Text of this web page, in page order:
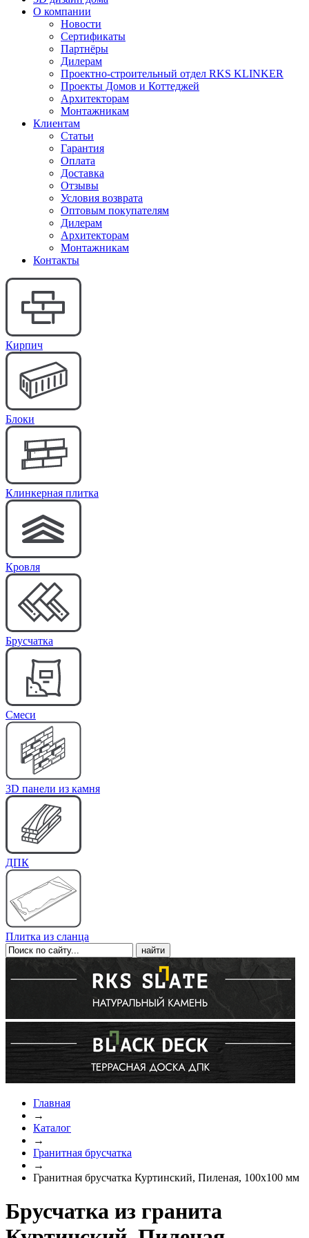
О компании
Новости
Сертификаты
Партнёры
Дилерам
Проектно-строительный отдел RKS KLINKER
Проекты Домов и Коттеджей
Архитекторам
Монтажникам
Клиентам
Статьи
Гарантия
Оплата
Доставка
Отзывы
Условия возврата
Оптовым покупателям
Дилерам
Архитекторам
Монтажникам
Контакты
Кирпич
Блоки
Клинкерная плитка
Кровля
Брусчатка
Cмеси
3D панели из камня
ДПК
Плитка из сланца
Главная
→
Каталог
→
Гранитная брусчатка
→
Гранитная брусчатка Куртинский, Пиленая, 100x100 мм
Брусчатка из гранита